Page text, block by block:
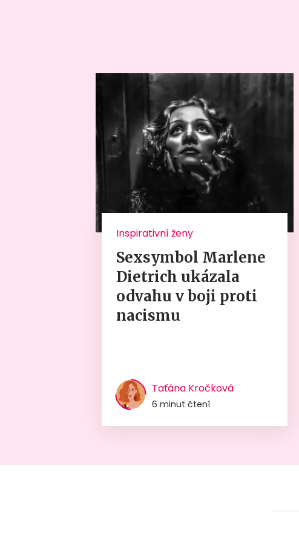
Inspirativní ženy
Sexsymbol Marlene
Dietrich ukázala
odvahu v boji proti
nacismu
Taťána Kročková
6 minut čtení